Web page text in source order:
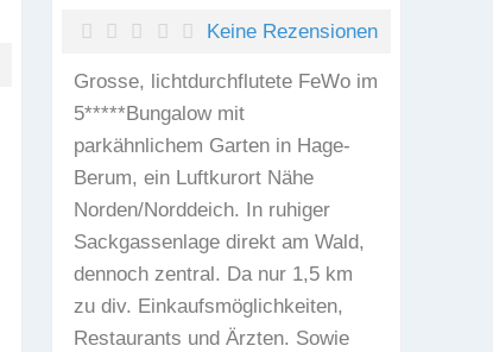
Keine Rezensionen
Grosse, lichtdurchflutete FeWo im
5*****Bungalow mit
parkähnlichem Garten in Hage-
Berum, ein Luftkurort Nähe
Norden/Norddeich. In ruhiger
Sackgassenlage direkt am Wald,
dennoch zentral. Da nur 1,5 km
zu div. Einkaufsmöglichkeiten,
Restaurants und Ärzten. Sowie